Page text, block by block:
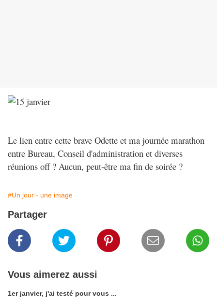
Le lien entre cette brave Odette et ma journée marathon
entre Bureau, Conseil d'administration et diverses
réunions off ? Aucun, peut-être ma fin de soirée ?
#Un jour - une image
Partager
Vous aimerez aussi
1er janvier, j'ai testé pour vous ...